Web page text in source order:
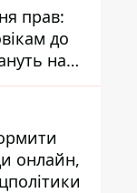
прав:
до
на
онлайн,